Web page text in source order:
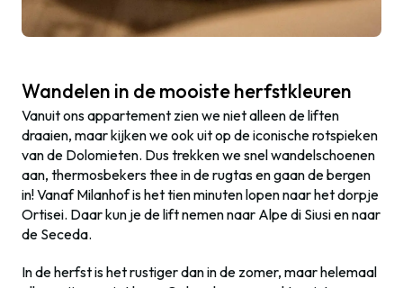
Wandelen in de mooiste herfstkleuren
Vanuit ons appartement zien we niet alleen de liften
draaien, maar kijken we ook uit op de iconische rotspieken
van de Dolomieten. Dus trekken we snel wandelschoenen
aan, thermosbekers thee in de rugtas en gaan de bergen
in! Vanaf Milanhof is het tien minuten lopen naar het dorpje
Ortisei. Daar kun je de lift nemen naar Alpe di Siusi en naar
de Seceda.
In de herfst is het rustiger dan in de zomer, maar helemaal